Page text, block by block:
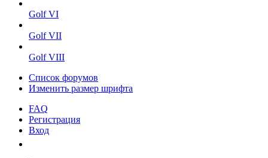
Golf VI
Golf VII
Golf VIII
Список форумов
Изменить размер шрифта
FAQ
Регистрация
Вход